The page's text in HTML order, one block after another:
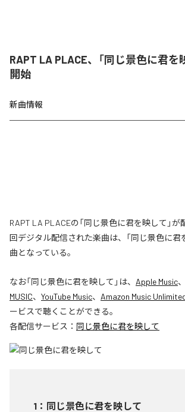
RAPT LA PLACE、「同じ景色に君を
開始
新曲情報
RAPT LA PLACEの「同じ景色に君を映して」
回デジタル配信された楽曲は、「同じ景色に君
曲となっている。
なお「同じ景色に君を映して 」は、 Apple Music、
MUSIC、 YouTube Music、 Amazon Music
ービスで聴くことができる。
各配信サービス： 同じ景色に君を映して
1 ： 同じ景色に君を映して